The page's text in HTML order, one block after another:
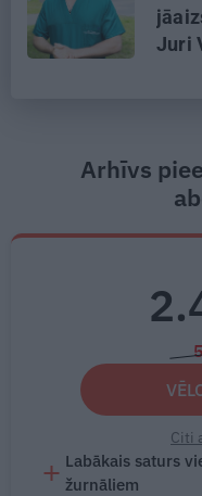
Juri
Arhīvs
Citi
Labākais saturs
žurnāliem